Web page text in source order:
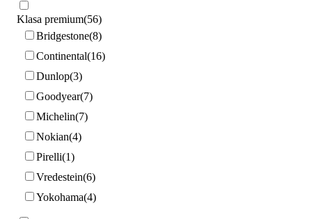
Klasa premium 56
Bridgestone 8
Continental 16
Dunlop 3
Goodyear 7
Michelin 7
Nokian 4
Pirelli 1
Vredestein 6
Yokohama 4